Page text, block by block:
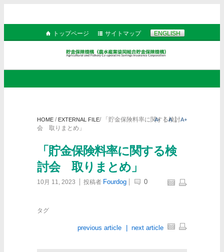
トップページ サイトマップ ENGLISH
HOME / EXTERNAL FILE/
「貯金保険料率に関する検討
会 取りまとめ」
「貯金保険料率に関する検
討会 取りまとめ」
10月 11, 2023 投稿者 Fourdog 0
タグ
previous article next article
A- A A+